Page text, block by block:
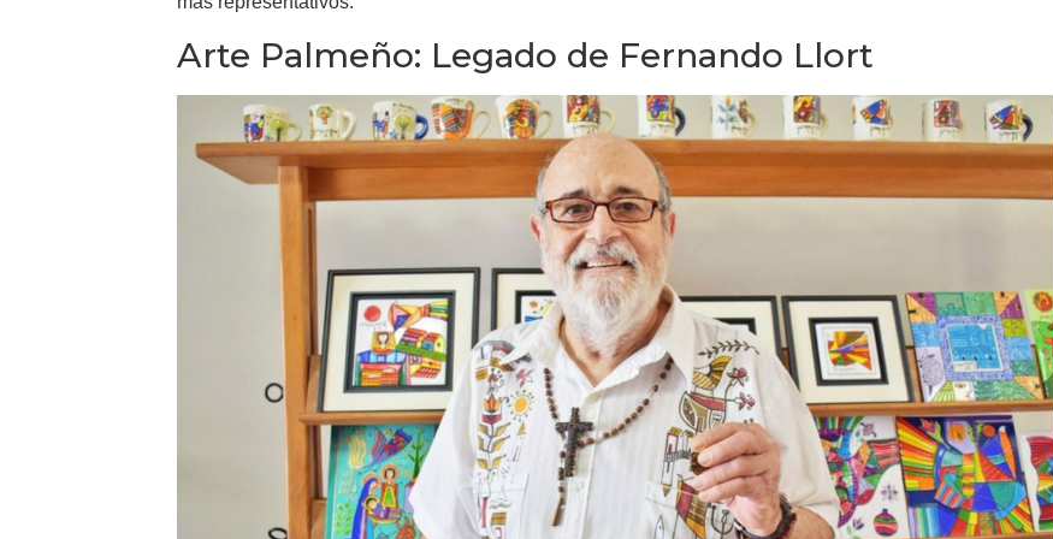
Arte Palmeño: Legado de Fernando Llort